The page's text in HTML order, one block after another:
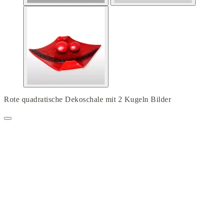
Rote quadratische Dekoschale mit 2 Kugeln Bilder